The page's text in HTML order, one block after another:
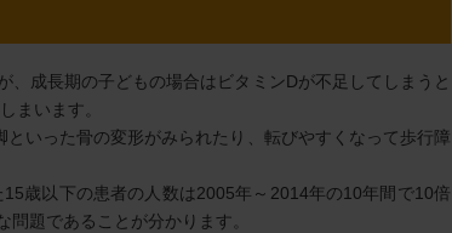
、成長期の子どもの場合はビタミンDが不足してしまうと
まいます。
いった骨の変形がみられたり、転びやすくなって歩行障
歳以下の患者の人数は2005年～2014年の10年間で10倍
題であることが分かります。